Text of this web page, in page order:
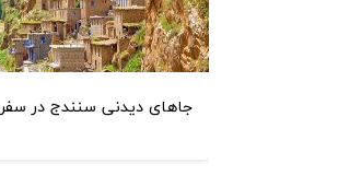
جاهای دیدنی سنندج در